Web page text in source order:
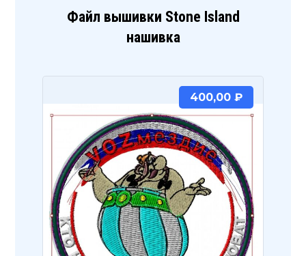
Файл вышивки Stone Island
нашивка
400,00 ₽